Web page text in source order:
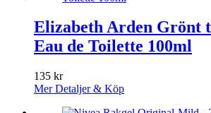
Elizabeth Arden Grönt
Eau de Toilette 100ml
135 kr
Mer Detaljer & Köp